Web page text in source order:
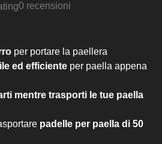
0 recensioni
per portare la paellera
ed efficiente per paella appena
mentre trasporti le tue paella
padelle per paella di 50